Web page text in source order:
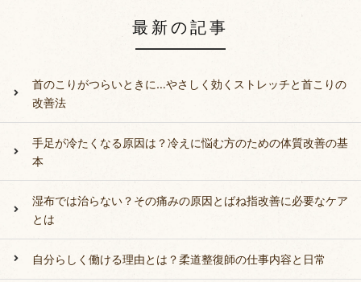
最新の記事
首のこりがつらいときに…やさしく効くストレッチと首こりの
改善法
手足が冷たくなる原因は？冷えに悩む方のための体質改善の基
本
湿布では治らない？その痛みの原因とばね指改善に必要なケア
とは
自分らしく働ける理由とは？柔道整復師の仕事内容と日常